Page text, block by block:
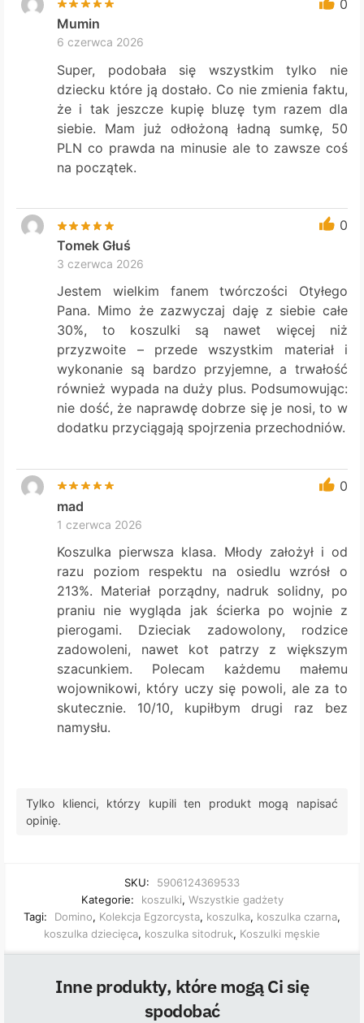
0
Mumin
6 czerwca 2026
Super, podobała się wszystkim tylko nie
dziecku które ją dostało. Co nie zmienia faktu,
że i tak jeszcze kupię bluzę tym razem dla
siebie. Mam już odłożoną ładną sumkę, 50
PLN co prawda na minusie ale to zawsze coś
na początek.
0
Tomek Głuś
3 czerwca 2026
Jestem wielkim fanem twórczości Otyłego
Pana. Mimo że zazwyczaj daję z siebie całe
30%, to koszulki są nawet więcej niż
przyzwoite – przede wszystkim materiał i
wykonanie są bardzo przyjemne, a trwałość
również wypada na duży plus. Podsumowując:
nie dość, że naprawdę dobrze się je nosi, to w
dodatku przyciągają spojrzenia przechodniów.
0
mad
1 czerwca 2026
Koszulka pierwsza klasa. Młody założył i od
razu poziom respektu na osiedlu wzrósł o
213%. Materiał porządny, nadruk solidny, po
praniu nie wygląda jak ścierka po wojnie z
pierogami. Dzieciak zadowolony, rodzice
zadowoleni, nawet kot patrzy z większym
szacunkiem. Polecam każdemu małemu
wojownikowi, który uczy się powoli, ale za to
skutecznie. 10/10, kupiłbym drugi raz bez
namysłu.
Tylko klienci, którzy kupili ten produkt mogą napisać
opinię.
SKU:
5906124369533
Kategorie:
koszulki, Wszystkie gadżety
Tagi:
Domino, Kolekcja Egzorcysta, koszulka, koszulka czarna,
koszulka dziecięca, koszulka sitodruk, Koszulki męskie
Inne produkty, które mogą Ci się
spodobać